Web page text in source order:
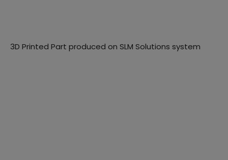
3D Printed Part produced on SLM Solutions system